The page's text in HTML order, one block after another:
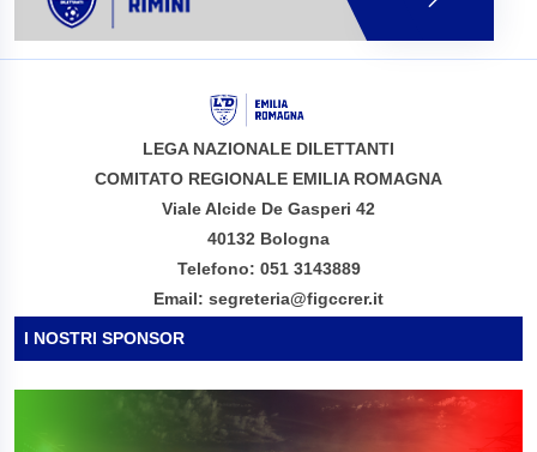
LEGA NAZIONALE DILETTANTI
COMITATO REGIONALE EMILIA ROMAGNA
Viale Alcide De Gasperi 42
40132 Bologna
Telefono: 051 3143889
Email: segreteria@figccrer.it
I NOSTRI SPONSOR